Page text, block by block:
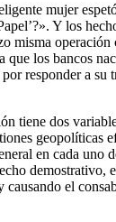
mujer
Y los
operación
los bancos
responder a su
tiene dos
geopolíticas
en cada uno
demostrativo,
el